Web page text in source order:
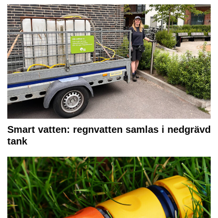
Smart vatten: regnvatten samlas i nedgrävd
tank